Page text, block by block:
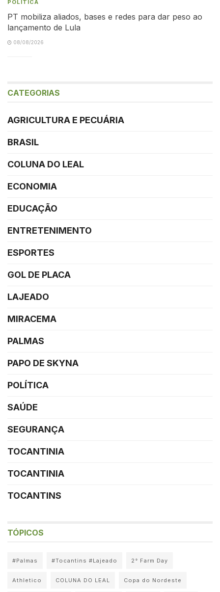
POLÍTICA
PT mobiliza aliados, bases e redes para dar peso ao
lançamento de Lula
08/08/2026
CATEGORIAS
AGRICULTURA E PECUÁRIA
BRASIL
COLUNA DO LEAL
ECONOMIA
EDUCAÇÃO
ENTRETENIMENTO
ESPORTES
GOL DE PLACA
LAJEADO
MIRACEMA
PALMAS
PAPO DE SKYNA
POLÍTICA
SAÚDE
SEGURANÇA
TOCANTINIA
TOCANTINIA
TOCANTINS
TÓPICOS
#Palmas #Tocantins #Lajeado 2° Farm Day
Athletico COLUNA DO LEAL Copa do Nordeste